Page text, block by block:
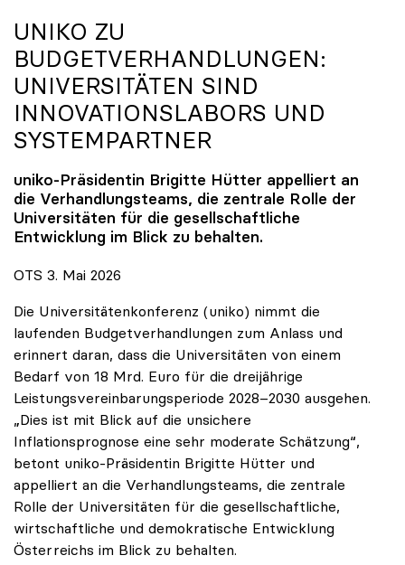
UNIKO ZU
BUDGETVERHANDLUNGEN:
UNIVERSITÄTEN SIND
INNOVATIONSLABORS UND
SYSTEMPARTNER
uniko-Präsidentin Brigitte Hütter appelliert an
die Verhandlungsteams, die zentrale Rolle der
Universitäten für die gesellschaftliche
Entwicklung im Blick zu behalten.
OTS 3. Mai 2026
Die Universitätenkonferenz (uniko) nimmt die
laufenden Budgetverhandlungen zum Anlass und
erinnert daran, dass die Universitäten von einem
Bedarf von 18 Mrd. Euro für die dreijährige
Leistungsvereinbarungsperiode 2028–2030 ausgehen.
„Dies ist mit Blick auf die unsichere
Inflationsprognose eine sehr moderate Schätzung“,
betont uniko-Präsidentin Brigitte Hütter und
appelliert an die Verhandlungsteams, die zentrale
Rolle der Universitäten für die gesellschaftliche,
wirtschaftliche und demokratische Entwicklung
Österreichs im Blick zu behalten.